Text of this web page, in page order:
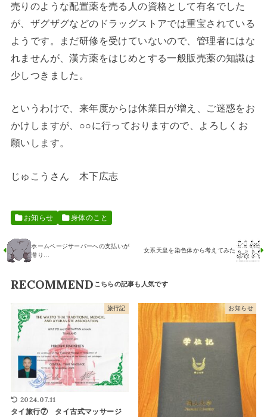
売りのような配置薬を売る人の資格として有名でした
が、ザグザグなどのドラッグストアでは重宝されている
ようです。まだ研修を受けていないので、管理者にはな
れませんが、漢方薬をはじめとする一般販売薬の知識は
少しつきました。
というわけで、来年度からは休業日が増え、ご迷惑をお
かけしますが、○○に行っておりますので、よろしくお
願いします。
じゅこうさん 木下広志
お知らせ 身体のこと
ホームページサーバーへの支払いが
滞り…
女系天皇を染色体から考えてみた
RECOMMEND
旅行記
2024.07.11
タイ旅行⑦ タイ古式マッサージ
お知らせ